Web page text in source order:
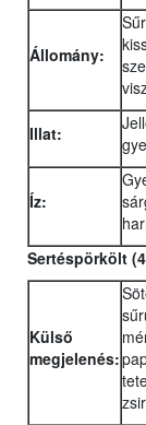
Állomány:
Illat:
Íz:
Sertéspörkölt
Külső
megjelenés: